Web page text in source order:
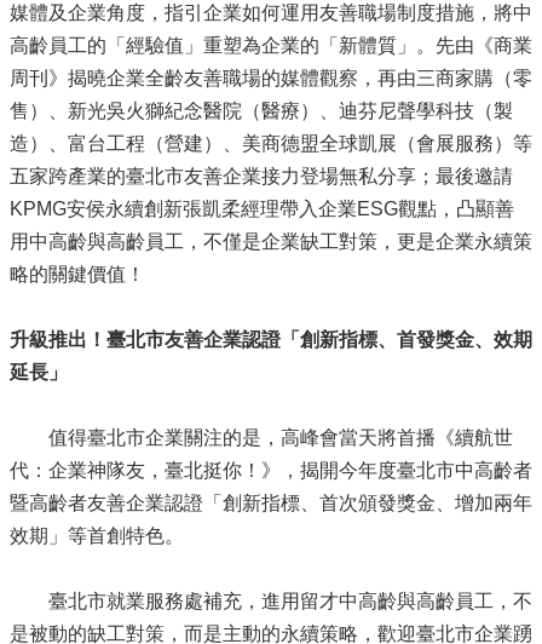
媒體及企業角度，指引企業如何運用友善職場制度措施，將中
高齡員工的「經驗值」重塑為企業的「新體質」。先由《商業
周刊》揭曉企業全齡友善職場的媒體觀察，再由三商家購（零
售）、新光吳火獅紀念醫院（醫療）、迪芬尼聲學科技（製
造）、富台工程（營建）、美商德盟全球凱展（會展服務）等
五家跨產業的臺北市友善企業接力登場無私分享；最後邀請
KPMG安侯永續創新張凱柔經理帶入企業ESG觀點，凸顯善
用中高齡與高齡員工，不僅是企業缺工對策，更是企業永續策
略的關鍵價值！
升級推出！臺北市友善企業認證「創新指標、首發獎金、效期
延長」
值得臺北市企業關注的是，高峰會當天將首播《續航世
代：企業神隊友，臺北挺你！》，揭開今年度臺北市中高齡者
暨高齡者友善企業認證「創新指標、首次頒發獎金、增加兩年
效期」等首創特色。
臺北市就業服務處補充，進用留才中高齡與高齡員工，不
是被動的缺工對策，而是主動的永續策略，歡迎臺北市企業踴